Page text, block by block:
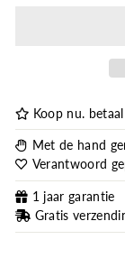
Koop nu.
Met de hand
Verantwoord
1 jaar garantie
Gratis